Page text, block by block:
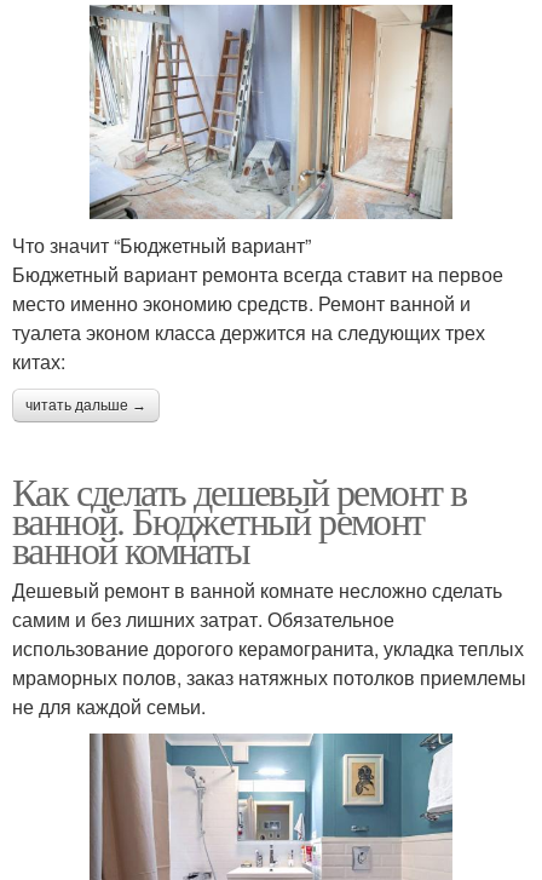
Что значит “Бюджетный вариант”
Бюджетный вариант ремонта всегда ставит на первое
место именно экономию средств. Ремонт ванной и
туалета эконом класса держится на следующих трех
китах:
читать дальше →
Как сделать дешевый ремонт в
ванной. Бюджетный ремонт
ванной комнаты
Дешевый ремонт в ванной комнате несложно сделать
самим и без лишних затрат. Обязательное
использование дорогого керамогранита, укладка теплых
мраморных полов, заказ натяжных потолков приемлемы
не для каждой семьи.